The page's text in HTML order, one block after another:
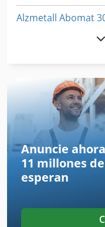
Alzmetall Abomat
Donau Dr 32
Fadal Vmc 4020 Ht
Fng 40 Cnc
Fngj 20
Fngj 32
Anuncie
11 millones
esperan